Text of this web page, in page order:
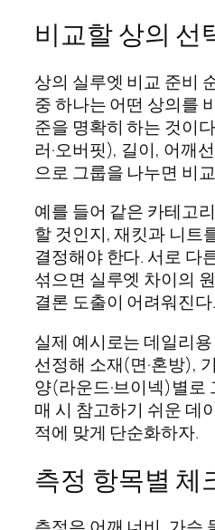
비교할 상의 선
상의 실루엣 비교 준비
중 하나는 어떤 상의를
준을 명확히 하는 것이
러·오버핏), 길이, 어깨
으로 그룹을 나누면 비
예를 들어 같은 카테고
할 것인지, 재킷과 니트
결정해야 한다. 서로 다
섞으면 실루엣 차이의
결론 도출이 어려워진다.
실제 예시로는 데일리
선정해 소재(면·혼방),
양(라운드·브이넥)별로
매 시 참고하기 쉬운 데
적에 맞게 단순화하자.
측정 항목별 체